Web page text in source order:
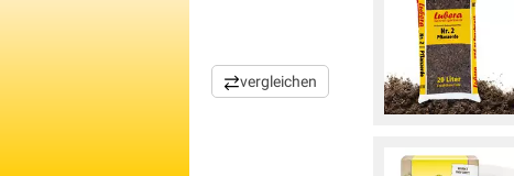
vergleichen